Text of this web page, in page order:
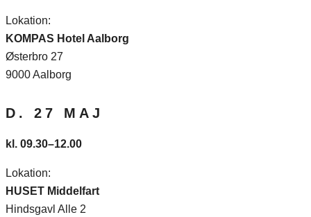
Lokation:
KOMPAS Hotel Aalborg
Østerbro 27
9000 Aalborg
D. 27 MAJ
kl. 09.30–12.00
Lokation:
HUSET Middelfart
Hindsgavl Alle 2